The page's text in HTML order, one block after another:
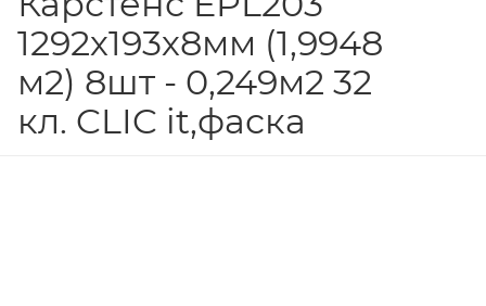
1292х193х8мм (1,9948
м2) 8шт - 0,249м2 32
кл. CLIC it,фаска